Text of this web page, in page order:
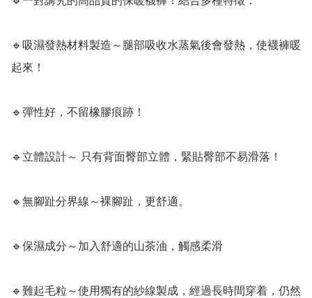
🔹吸濕發熱材料製造～腿部吸收水蒸氣後會發熱，使襪褲暖
起來！
🔹彈性好，不留橡膠痕跡！
🔹立體設計～ 只有背面臀部立體，緊貼臀部不易滑落！
🔹無腳趾分界線～裸腳趾，更舒適。
🔹保濕成分～加入舒適的山茶油，觸感柔滑
🔹難起毛粒～使用獨有的紗線製成，經過長時間穿着，仍然